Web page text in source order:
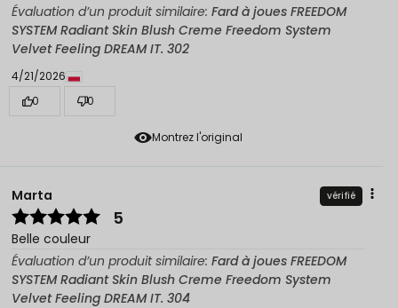
Montrez l'original
Évaluation d’un produit similaire: Fard à joues FREEDOM
SYSTEM Radiant Skin Blush Creme Freedom System
Velvet Feeling DREAM IT. 302
4/21/2026
0
0
Marta vérifié
5
Belle couleur
Évaluation d’un produit similaire: Fard à joues FREEDOM
SYSTEM Radiant Skin Blush Creme Freedom System
Velvet Feeling DREAM IT. 304